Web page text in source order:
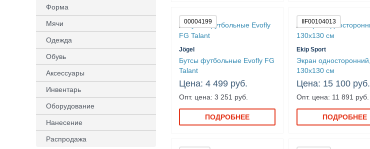
Форма
Мячи
Одежда
Обувь
Аксессуары
Инвентарь
Оборудование
Нанесение
Распродажа
00004199
Jögel
Бутсы футбольные Evofly FG
Talant
Цена: 4 499 руб.
Опт. цена: 3 251 руб.
ПОДРОБНЕЕ
IIF00104013
Ekip Sport
Экран односторонний,
130х130 см
Цена: 15 100 руб.
Опт. цена: 11 891 руб.
ПОДРОБНЕЕ